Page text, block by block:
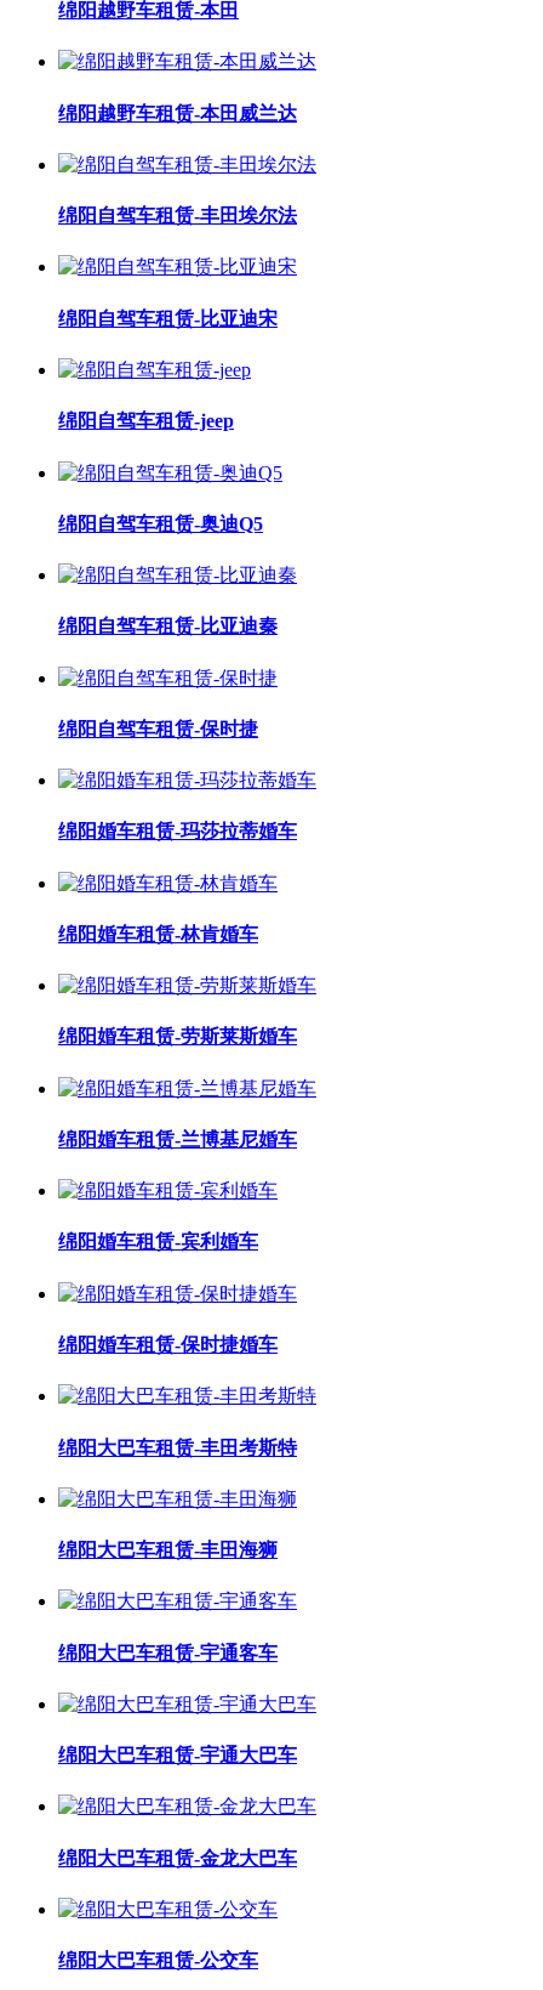
绵阳越野车租赁-本田
绵阳越野车租赁-本田威兰达
绵阳自驾车租赁-丰田埃尔法
绵阳自驾车租赁-比亚迪宋
绵阳自驾车租赁-jeep
绵阳自驾车租赁-奥迪Q5
绵阳自驾车租赁-比亚迪秦
绵阳自驾车租赁-保时捷
绵阳婚车租赁-玛莎拉蒂婚车
绵阳婚车租赁-林肯婚车
绵阳婚车租赁-劳斯莱斯婚车
绵阳婚车租赁-兰博基尼婚车
绵阳婚车租赁-宾利婚车
绵阳婚车租赁-保时捷婚车
绵阳大巴车租赁-丰田考斯特
绵阳大巴车租赁-丰田海狮
绵阳大巴车租赁-宇通客车
绵阳大巴车租赁-宇通大巴车
绵阳大巴车租赁-金龙大巴车
绵阳大巴车租赁-公交车